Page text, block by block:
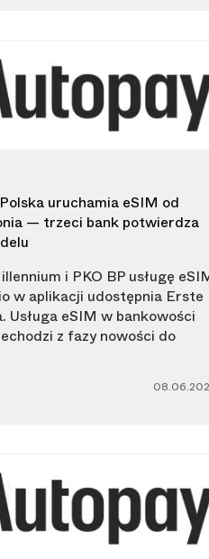
uruchamia eSIM od
— trzeci bank potwierdza
i PKO BP usługę
w aplikacji udostępnia Erste
Usługa eSIM w bankowości
z fazy nowości do